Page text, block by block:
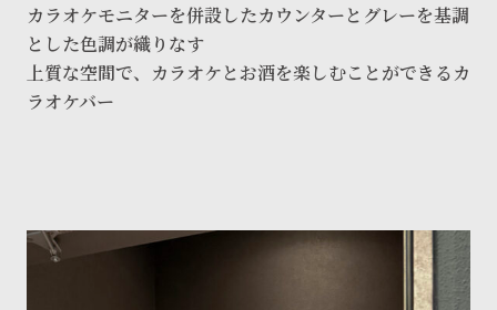
カラオケモニターを併設したカウンターとグレーを基調
とした色調が織りなす
上質な空間で、カラオケとお酒を楽しむことができるカ
ラオケバー